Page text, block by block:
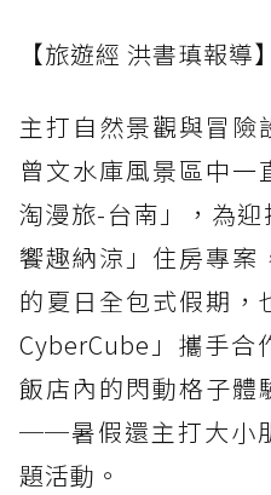
【旅遊經 洪書瑱報導】
主打自然景觀與冒險
曾文水庫風景區中一
淘漫旅-台南」，為
饗趣納涼」住房專案
的夏日全包式假期，
CyberCube」攜手合
飯店內的閃動格子體
──暑假還主打大小
題活動。